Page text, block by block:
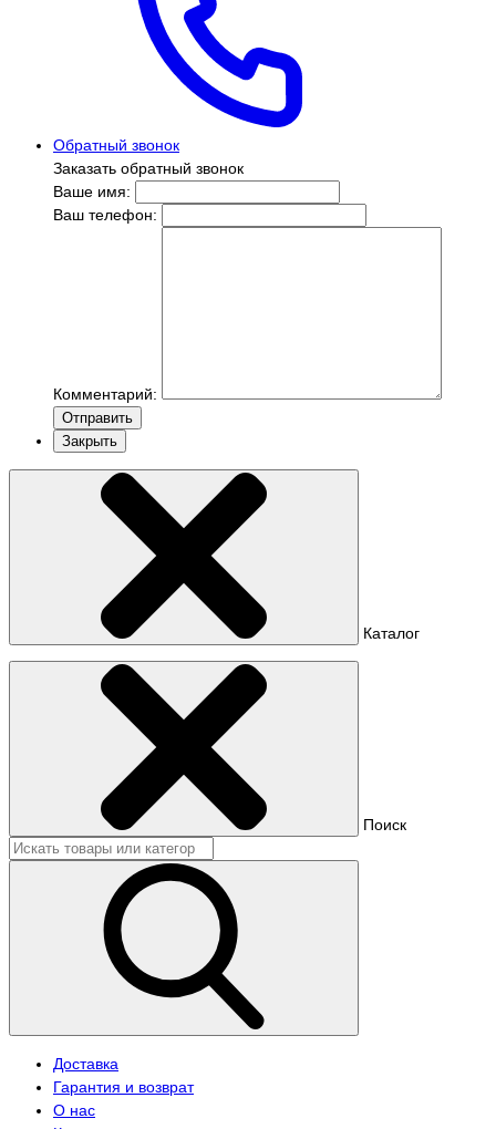
Обратный звонок
Заказать обратный звонок
Ваше имя:
Ваш телефон:
Комментарий:
Отправить
Закрыть
Каталог
Поиск
Доставка
Гарантия и возврат
О нас